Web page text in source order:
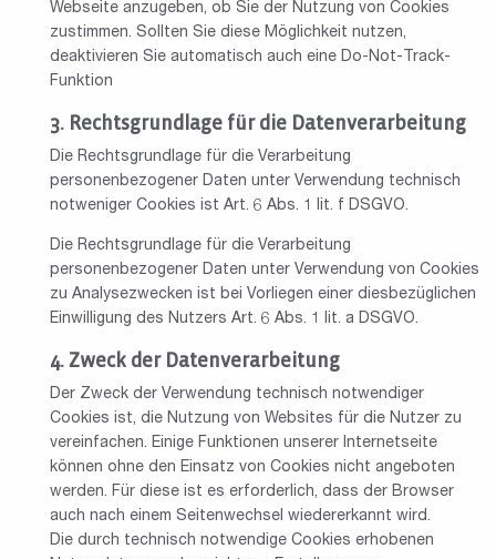
Webseite anzugeben, ob Sie der Nutzung von Cookies
zustimmen. Sollten Sie diese Möglichkeit nutzen,
deaktivieren Sie automatisch auch eine Do-Not-Track-
Funktion
Rechtsgrundlage für die Datenverarbeitung
Die Rechtsgrundlage für die Verarbeitung
personenbezogener Daten unter Verwendung technisch
notweniger Cookies ist Art. 6 Abs. 1 lit. f DSGVO.
Die Rechtsgrundlage für die Verarbeitung
personenbezogener Daten unter Verwendung von Cookies
zu Analysezwecken ist bei Vorliegen einer diesbezüglichen
Einwilligung des Nutzers Art. 6 Abs. 1 lit. a DSGVO.
Zweck der Datenverarbeitung
Der Zweck der Verwendung technisch notwendiger
Cookies ist, die Nutzung von Websites für die Nutzer zu
vereinfachen. Einige Funktionen unserer Internetseite
können ohne den Einsatz von Cookies nicht angeboten
werden. Für diese ist es erforderlich, dass der Browser
auch nach einem Seitenwechsel wiedererkannt wird.
Die durch technisch notwendige Cookies erhobenen